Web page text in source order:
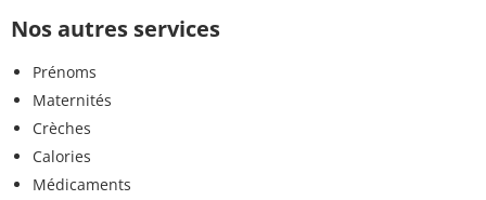
Nos autres services
Prénoms
Maternités
Crèches
Calories
Médicaments